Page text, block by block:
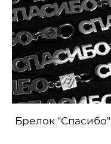
Брелок "Спасибо"